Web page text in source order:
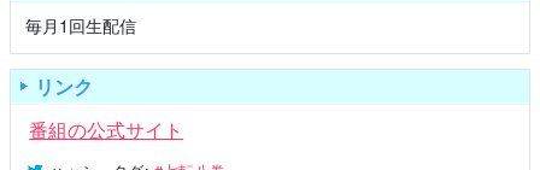
毎月1回生配信
リンク
番組の公式サイト